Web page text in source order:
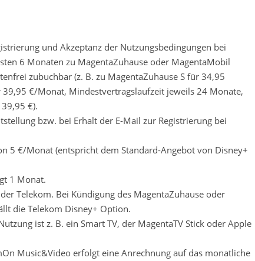
und Akzeptanz der Nutzungsbedingungen bei
6 Monaten zu MagentaZuhause oder MagentaMobil
zubuchbar (z. B. zu MagentaZuhause S für 34,95
€/Monat, Mindestvertragslaufzeit jeweils 24 Monate,
€).
bzw. bei Erhalt der E-Mail zur Registrierung bei
5 €/Monat (entspricht dem Standard-Angebot von Disney+
1 Monat.
Telekom. Bei Kündigung des MagentaZuhause oder
die Telekom Disney+ Option.
ist z. B. ein Smart TV, der MagentaTV Stick oder Apple
Music&Video erfolgt eine Anrechnung auf das monatliche